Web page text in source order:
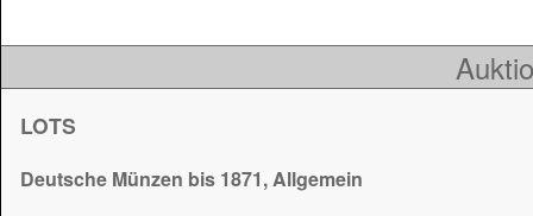
LOTS
Deutsche Münzen bis 1871, Allgemein